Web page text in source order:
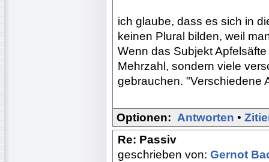
ich glaube, dass es sich in
keinen Plural bilden, weil
Wenn das Subjekt
Mehrzahl, sondern viele
gebrauchen. "Verschiedene
Optionen: Antworten •
Re: Passiv
geschrieben von: Gernot